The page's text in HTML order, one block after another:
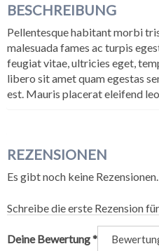
BESCHREIBUNG
Pellentesque habitant morbi
malesuada fames ac turpis
feugiat vitae, ultricies eget,
libero sit amet quam egestas
est. Mauris placerat eleifend
REZENSIONEN
Es gibt noch keine Rezensionen.
Schreibe die erste Rezension
Deine Bewertung*